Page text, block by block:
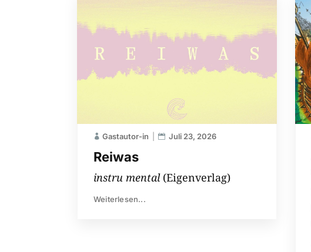
Reiwas
Gastautor-in Juli 23, 2026
instru mental(Eigenverlag)
Weiterlesen...